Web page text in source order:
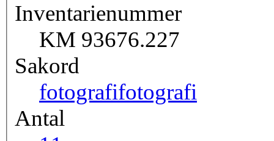
Inventarienummer
KM 93676.227
Sakord
fotografifotografi
Antal